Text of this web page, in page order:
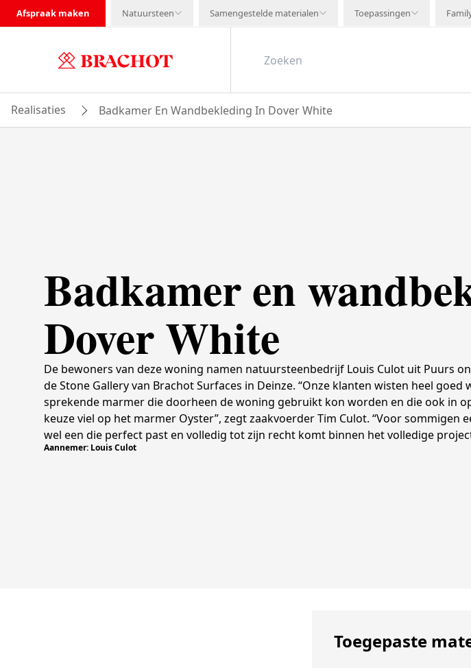
Afspraak maken Natuursteen Samengestelde materialen Toepassingen
Realisaties Badkamer En Wandbekleding In Dover White
Badkamer en
Dover White
De bewoners van deze woning namen natuursteenbedrijf Louis Culot uit Puurs
de Stone Gallery van Brachot Surfaces in Deinze. “Onze klanten wisten heel goed
sprekende marmer die doorheen de woning gebruikt kon worden en die ook in
keuze viel op het marmer Oyster”, zegt zaakvoerder Tim Culot. “Voor sommigen
wel een die perfect past en volledig tot zijn recht komt binnen het volledige
Aannemer: Louis Culot
Toegepaste